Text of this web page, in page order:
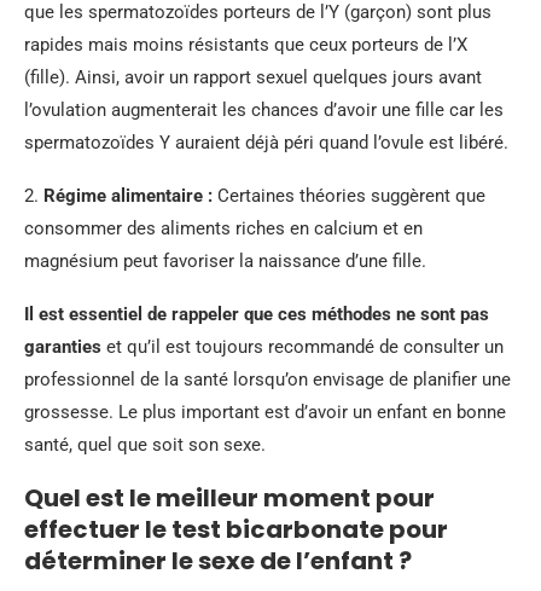
que les spermatozoïdes porteurs de l’Y (garçon) sont plus
rapides mais moins résistants que ceux porteurs de l’X
(fille). Ainsi, avoir un rapport sexuel quelques jours avant
l’ovulation augmenterait les chances d’avoir une fille car les
spermatozoïdes Y auraient déjà péri quand l’ovule est libéré.
2. Régime alimentaire : Certaines théories suggèrent que
consommer des aliments riches en calcium et en
magnésium peut favoriser la naissance d’une fille.
Il est essentiel de rappeler que ces méthodes ne sont pas
garanties et qu’il est toujours recommandé de consulter un
professionnel de la santé lorsqu’on envisage de planifier une
grossesse. Le plus important est d’avoir un enfant en bonne
santé, quel que soit son sexe.
Quel est le meilleur moment pour
effectuer le test bicarbonate pour
déterminer le sexe de l’enfant ?